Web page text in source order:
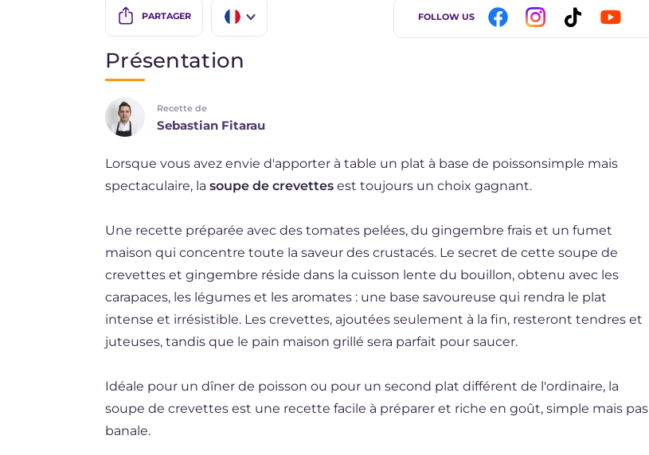
PARTAGER
NL
FOLLOW US
Présentation
Recette de
Sebastian Fitarau
Lorsque vous avez envie d'apporter à table un plat à base de poissonsimple mais
spectaculaire, la soupe de crevettes est toujours un choix gagnant.
Une recette préparée avec des tomates pelées, du gingembre frais et un fumet
maison qui concentre toute la saveur des crustacés. Le secret de cette soupe de
crevettes et gingembre réside dans la cuisson lente du bouillon, obtenu avec les
carapaces, les légumes et les aromates : une base savoureuse qui rendra le plat
intense et irrésistible. Les crevettes, ajoutées seulement à la fin, resteront tendres et
juteuses, tandis que le pain maison grillé sera parfait pour saucer.
Idéale pour un dîner de poisson ou pour un second plat différent de l'ordinaire, la
soupe de crevettes est une recette facile à préparer et riche en goût, simple mais pas
banale.